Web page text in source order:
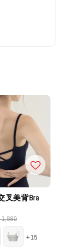
叉美背Bra
1,980
+15